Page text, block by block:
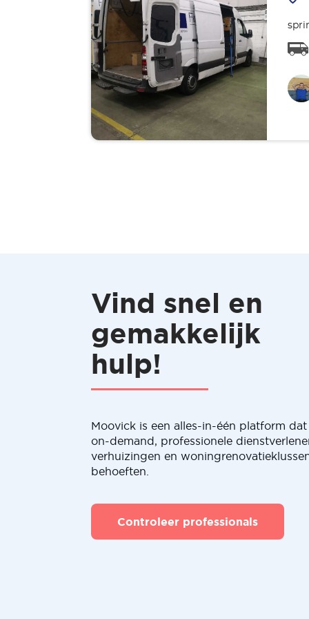
Vind snel en
gemakkelijk
hulp!
Moovick is een alles-in-één platform
on-demand, professionele
verhuizingen en
behoeften.
Controleer professionals